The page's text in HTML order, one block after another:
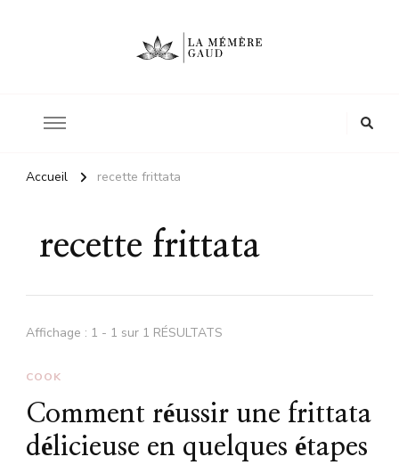
Accueil recette frittata
recette frittata
Affichage : 1 - 1 sur 1 RÉSULTATS
COOK
Comment réussir une frittata
délicieuse en quelques étapes